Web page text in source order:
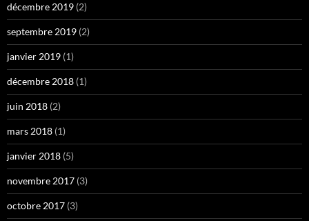
décembre 2019 (2)
septembre 2019 (2)
janvier 2019 (1)
décembre 2018 (1)
juin 2018 (2)
mars 2018 (1)
janvier 2018 (5)
novembre 2017 (3)
octobre 2017 (3)